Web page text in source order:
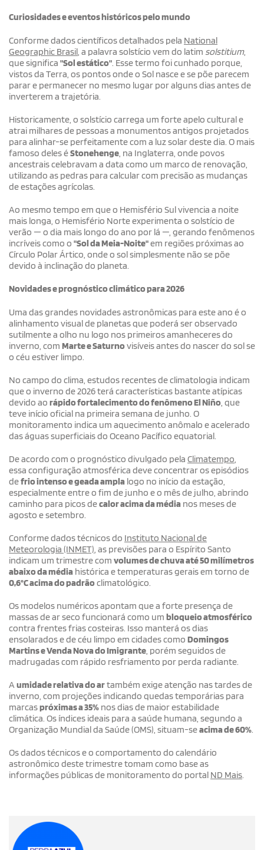
Curiosidades e eventos históricos pelo mundo
Conforme dados científicos detalhados pela National
Geographic Brasil, a palavra solstício vem do latim solstitium,
que significa "Sol estático". Esse termo foi cunhado porque,
vistos da Terra, os pontos onde o Sol nasce e se põe parecem
parar e permanecer no mesmo lugar por alguns dias antes de
inverterem a trajetória.
Historicamente, o solstício carrega um forte apelo cultural e
atrai milhares de pessoas a monumentos antigos projetados
para alinhar-se perfeitamente com a luz solar deste dia. O mais
famoso deles éStonehenge, na Inglaterra, onde povos
ancestrais celebravam a data como um marco de renovação,
utilizando as pedras para calcular com precisão as mudanças
de estações agrícolas.
Ao mesmo tempo em que o Hemisfério Sul vivencia a noite
mais longa, o Hemisfério Norte experimenta o solstício de
verão — o dia mais longo do ano por lá —, gerando fenômenos
incríveis como o "Sol da Meia-Noite"em regiões próximas ao
Círculo Polar Ártico, onde o sol simplesmente não se põe
devido à inclinação do planeta.
Novidades e prognóstico climático para 2026
Uma das grandes novidades astronômicas para este ano é o
alinhamento visual de planetas que poderá ser observado
sutilmente a olho nu logo nos primeiros amanheceres do
inverno, com Marte e Saturnovisíveis antes do nascer do sol se
o céu estiver limpo.
No campo do clima, estudos recentes de climatologia indicam
que o inverno de 2026 terá características bastante atípicas
devido ao rápido fortalecimento do fenômeno El Niño, que
teve início oficial na primeira semana de junho. O
monitoramento indica um aquecimento anômalo e acelerado
das águas superficiais do Oceano Pacífico equatorial.
De acordo com o prognóstico divulgado pela Climatempo,
essa configuração atmosférica deve concentrar os episódios
defrio intenso e geada ampla logo no início da estação,
especialmente entre o fim de junho e o mês de julho, abrindo
caminho para picos decalor acima da média nos meses de
agosto e setembro.
Conforme dados técnicos do Instituto Nacional de
Meteorologia (INMET), as previsões para o Espírito Santo
indicam um trimestre com volumes de chuva até 50 milímetros
abaixo da média histórica e temperaturas gerais em torno de
0,6°C acima do padrãoclimatológico.
Os modelos numéricos apontam que a forte presença de
massas de ar seco funcionará como um bloqueio atmosférico
contra frentes frias costeiras. Isso manterá os dias
ensolarados e de céu limpo em cidades como Domingos
Martins e Venda Nova do Imigrante, porém seguidos de
madrugadas com rápido resfriamento por perda radiante.
Aumidade relativa do artambém exige atenção nas tardes de
inverno, com projeções indicando quedas temporárias para
marcaspróximas a 35% nos dias de maior estabilidade
climática. Os índices ideais para a saúde humana, segundo a
Organização Mundial da Saúde (OMS), situam-seacima de 60%.
Os dados técnicos e o comportamento do calendário
astronômico deste trimestre tomam como base as
informações públicas de monitoramento do portal ND Mais.